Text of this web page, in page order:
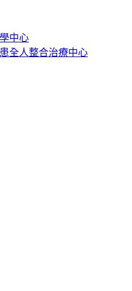
中心
全人整合治療中心